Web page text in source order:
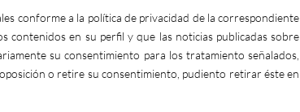
conforme a la política de privacidad de la correspondiente
contenidos en su perfil y que las noticias publicadas sobre
su consentimiento para los tratamiento señalados,
o retire su consentimiento, pudiento retirar éste en